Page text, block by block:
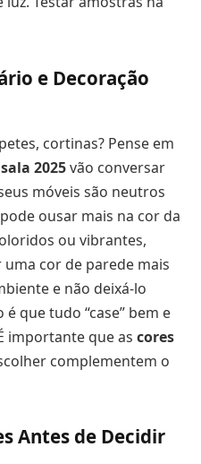
e Decoração
cortinas? Pense em
2025vão conversar
móveis são neutros
ousar mais na cor da
ou vibrantes,
cor de parede mais
e não deixá-lo
que tudo “case” bem e
importante que as cores
complementem o
Antes de Decidir